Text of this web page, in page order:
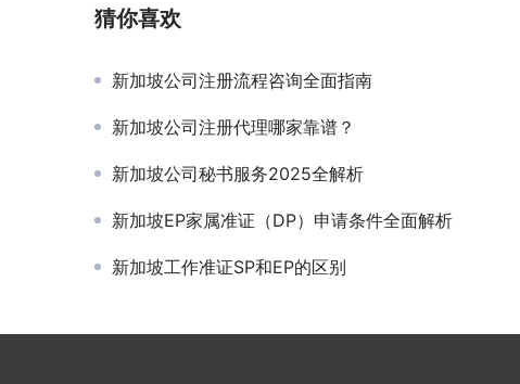
猜你喜欢
新加坡公司注册流程咨询全面指南
新加坡公司注册代理哪家靠谱？
新加坡公司秘书服务2025全解析
新加坡EP家属准证（DP）申请条件全面解析
新加坡工作准证SP和EP的区别